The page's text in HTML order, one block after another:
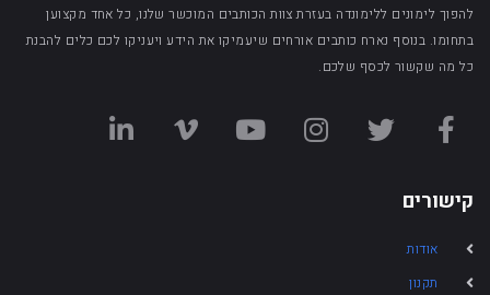
להפוך לימונים ללימונדה בעזרת צוות הכותבים המוכשר שלנו, כל אחד מקצוען
בתחומו. בנוסף נארח כותבים אורחים שיעמיקו את הידע ויעניקו לכם כלים להבנת
כל מה שקשור לכסף שלכם.
קישורים
אודות
תקנון